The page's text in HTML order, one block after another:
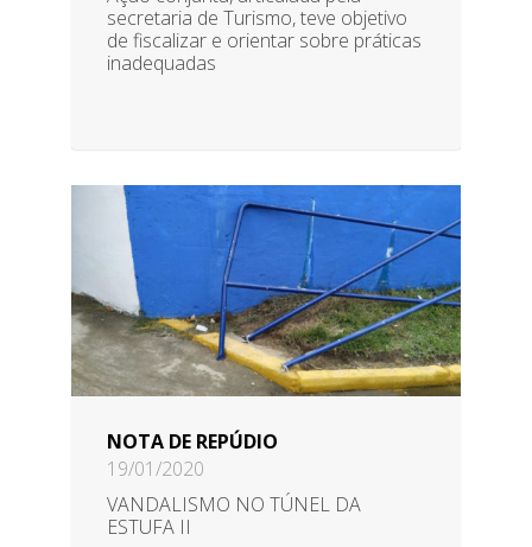
secretaria de Turismo, teve objetivo
de fiscalizar e orientar sobre práticas
inadequadas
NOTA DE REPÚDIO
19/01/2020
VANDALISMO NO TÚNEL DA
ESTUFA II